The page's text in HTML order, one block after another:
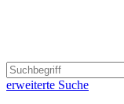
erweiterte Suche